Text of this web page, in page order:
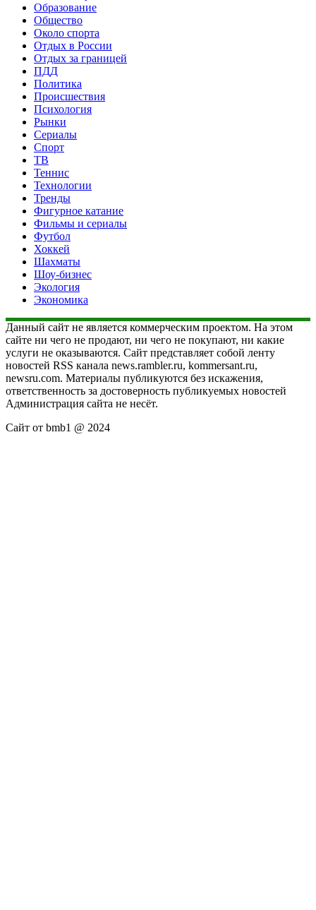
Образование
Общество
Около спорта
Отдых в России
Отдых за границей
ПДД
Политика
Происшествия
Психология
Рынки
Сериалы
Спорт
ТВ
Теннис
Технологии
Тренды
Фигурное катание
Фильмы и сериалы
Футбол
Хоккей
Шахматы
Шоу-бизнес
Экология
Экономика
Данный сайт не является коммерческим проектом. На этом
сайте ни чего не продают, ни чего не покупают, ни какие
услуги не оказываются. Сайт представляет собой ленту
новостей RSS канала news.rambler.ru, kommersant.ru,
newsru.com. Материалы публикуются без искажения,
ответственность за достоверность публикуемых новостей
Администрация сайта не несёт.
Сайт от bmb1 @ 2024